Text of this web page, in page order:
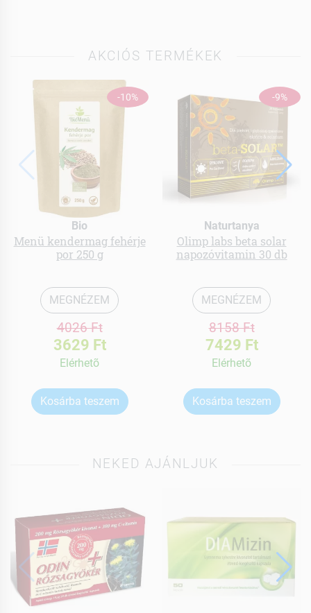
AKCIÓS TERMÉKEK
-10%
Bio
Menü kendermag fehérje
por 250 g
MEGNÉZEM
4026 Ft
3629 Ft
Elérhetõ
Kosárba teszem
-9%
Naturtanya
Olimp labs beta solar
napozóvitamin 30 db
MEGNÉZEM
8158 Ft
7429 Ft
Elérhetõ
Kosárba teszem
NEKED AJÁNLJUK